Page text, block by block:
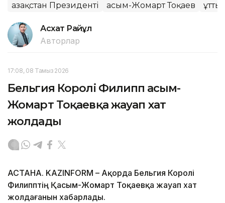
Қазақстан Президенті Қасым-Жомарт Тоқаев
Асхат Райқұл
Авторлар
17:08, 08 Тамыз 2026
Бельгия Королі Филипп Қасым-
Жомарт Тоқаевқа жауап хат
жолдады
АСТАНА. KAZINFORM – Ақорда Бельгия Королі
Филипптің Қасым-Жомарт Тоқаевқа жауап хат
жолдағанын хабарлады.